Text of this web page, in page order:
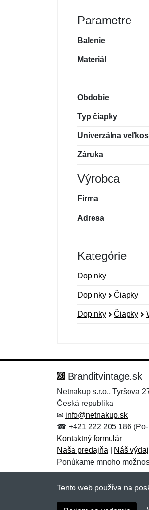
Parametre
Balenie
Materiál
Obdobie
Typ čiapky
Univerzálna
Záruka
Výrobca
Firma
Adresa
Kategórie
Doplnky
Doplnky Čiapky
Doplnky Čiapky
Správa*
Pridať
Správa*
Pridať
Branditvintage.sk
Netnakup s.r.o., Tyršova
Česká republika
✉ info@netnakup.sk
☎ +421 222 205 186 (Po-
Kontaktný formulár
Naša predajňa
Náš
Ponúkame mnoho
Tento web používa na